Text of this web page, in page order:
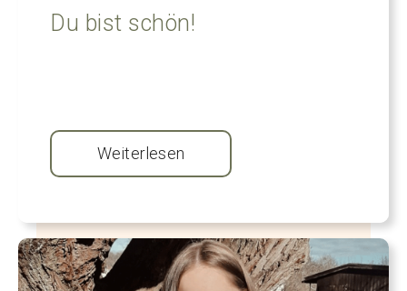
Du bist schön!
Weiterlesen